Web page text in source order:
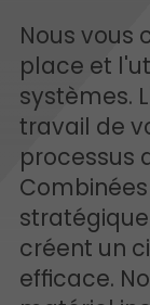
Nous vous
place et
systèmes.
travail de
processus
créent un
efficace.